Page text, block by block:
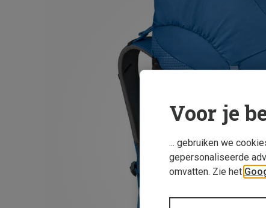
Voor je
... gebruiken we
gepersonaliseerde
omvatten. Zie het